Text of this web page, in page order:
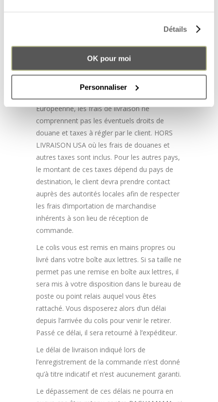
Détails
OK pour moi
Personnaliser
110€ : USA. Ces frais prennent en compte
la livraison DHL et les frais de Douane.
Dans le cas d’une livraison hors Union
Européenne, les frais de livraison ne
comprennent pas les éventuels droits de
douane et taxes à régler par le client. HORS
LIVRAISON USA où les frais de douanes et
autres taxes sont inclus. Pour les autres pays,
le montant de ces taxes dépend du pays de
destination, le client devra prendre contact
auprès des autorités locales afin de respecter
les frais d’importation de marchandise
inhérents à son lieu de réception de
commande.
Le colis vous est remis en mains propres ou
livré dans votre boîte aux lettres. Si sa taille ne
permet pas une remise en boîte aux lettres, il
sera mis à votre disposition dans le bureau de
poste ou point relais auquel vous êtes
rattaché. Vous disposerez alors d’un délai
depuis l’arrivée du colis pour venir le retirer.
Passé ce délai, il sera retourné à l’expéditeur.
Le délai de livraison indiqué lors de
l’enregistrement de la commande n’est donné
qu’à titre indicatif et n’est aucunement garanti.
Le dépassement de ces délais ne pourra en